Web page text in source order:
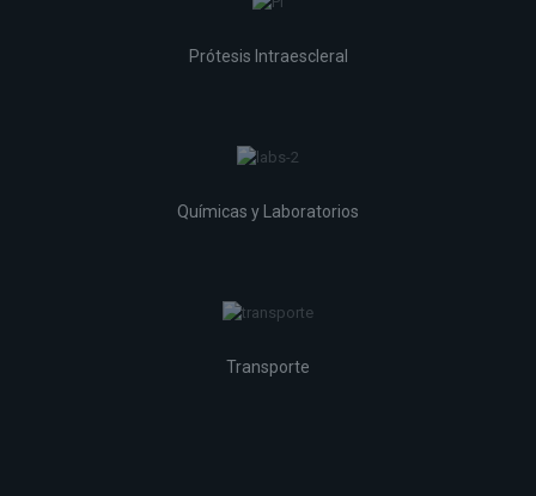
Prótesis Intraescleral
Químicas y Laboratorios
Transporte